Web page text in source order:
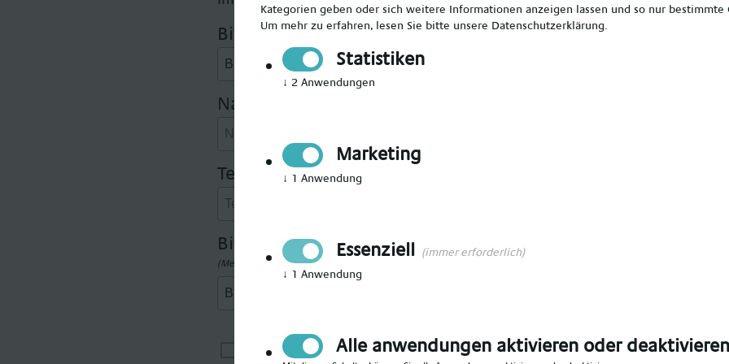
Bitte Anrede wählen* Vorname angeben
Nachname angeben
Telefonnummer angeben
Bitte gewünschten Bereich wählen*
(Mehrfachauswahl möglich)
Ich möchte in das Talent Network aufgenommen werden,
Kategorien geben oder sich weitere Informationen anzeigen lassen und so nur bestimmte
Um mehr zu erfahren, lesen Sie bitte unsere Datenschutzerklärung.
Statistiken
↓ 2 Anwendungen
Marketing
↓ 1 Anwendung
Essenziell (immer erforderlich)
↓ 1 Anwendung
Alle anwendungen aktivieren oder deaktivieren